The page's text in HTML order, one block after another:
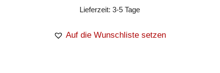
Lieferzeit:3-5 Tage
Auf die Wunschliste setzen